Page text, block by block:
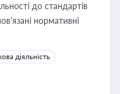
до стандартів
нормативні
діяльність